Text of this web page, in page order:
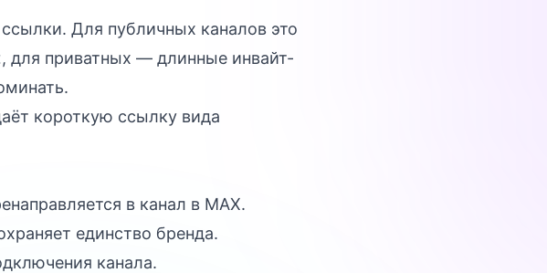
Для публичных каналов это
, для приватных — длинные инвайт-
короткую ссылку вида
в канал в MAX.
единство бренда.
канала.